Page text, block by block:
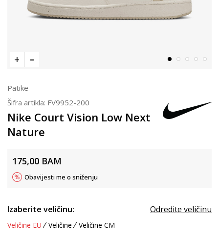
Patike
Šifra artikla: FV9952-200
Nike Court Vision Low Next
Nature
175,00 BAM
Obavijesti me o sniženju
Izaberite veličinu: Odredite veličinu
Veličine EU Veličine Veličine CM